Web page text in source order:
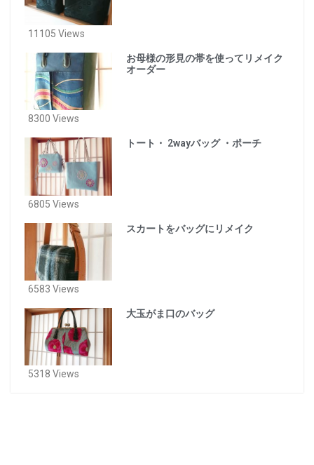
11105 Views
お母様の形見の帯を使ってリメイク
オーダー
8300 Views
トート・ 2wayバッグ ・ポーチ
6805 Views
スカートをバッグにリメイク
6583 Views
大玉がま口のバッグ
5318 Views